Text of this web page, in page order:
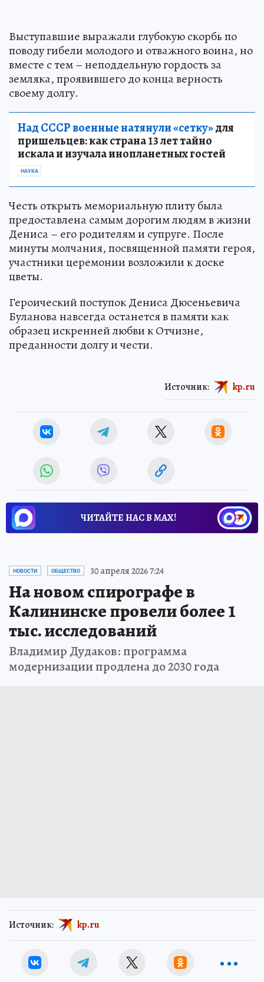
Выступавшие выражали глубокую скорбь по
поводу гибели молодого и отважного воина, но
вместе с тем – неподдельную гордость за
земляка, проявившего до конца верность
своему долгу.
Над СССР военные натянули «сетку»для
пришельцев: как страна 13 лет тайно
искала и изучала инопланетных гостей
НАУКА
Честь открыть мемориальную плиту была
предоставлена самым дорогим людям в жизни
Дениса – его родителям и супруге. После
минуты молчания, посвященной памяти героя,
участники церемонии возложили к доске
цветы.
Героический поступок Дениса Дюсеньевича
Буланова навсегда останется в памяти как
образец искренней любви к Отчизне,
преданности долгу и чести.
Источник: kp.ru
ЧИТАЙТЕ НАС В МАХ!
НОВОСТИ ОБЩЕСТВО 30 апреля 2026 7:24
На новом спирографе в
Калининске провели более 1
тыс. исследований
Владимир Дудаков: программа
модернизации продлена до 2030 года
Источник: kp.ru